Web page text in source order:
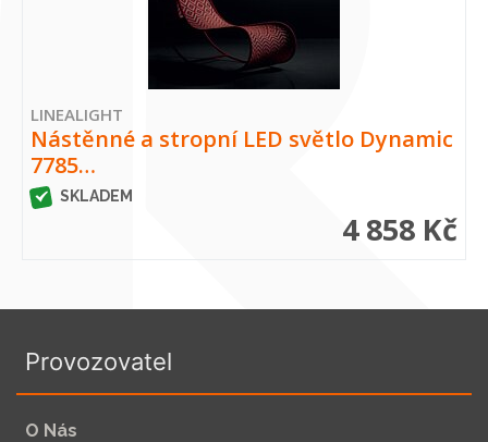
LINEALIGHT
Nástěnné a stropní LED světlo Dynamic
7785…
SKLADEM
4 858 Kč
Provozovatel
O Nás